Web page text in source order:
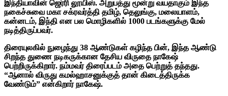
இந்தியாவின் ஜெர்ரி லூயிஸ். அறுபத்து மூன்று வயதாகும் இந்த
நகைச்சுவை மகா சக்ரவர்த்தி தமிழ், தெலுங்கு, மலையாளம்,
கன்னடம், இந்தி என பல மொழிகளில் 1000 படங்களுக்கு மேல்
நடித்திருப்பவர்.
திரையுலகில் நுழைந்து 38 ஆண்டுகள் கழிந்த பின், இந்த ஆண்டு
சிறந்த துணை நடிகருக்கான தேசிய விருதை நாகேஷ்
பெற்றிருக்கிறார். நம்மவர் திரைப்படம் அதை பெற்றுத் தந்தது.
“ஆனால் விருது கமல்ஹாசனுக்குத் தான் கிடைத்திருக்க
வேண்டும்” என்கிறார் நாகேஷ்.